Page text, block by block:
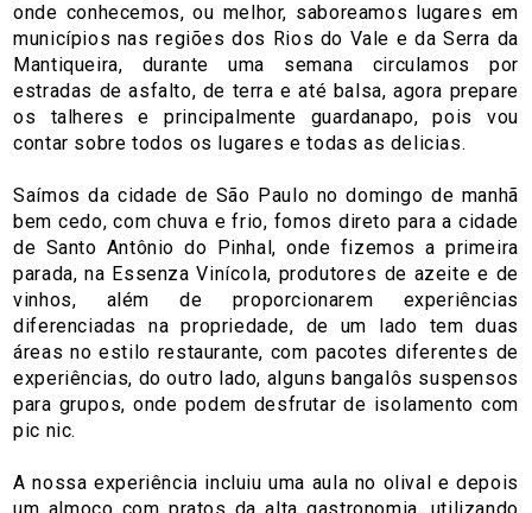
onde conhecemos, ou melhor, saboreamos lugares em
municípios nas regiões dos Rios do Vale e da Serra da
Mantiqueira, durante uma semana circulamos por
estradas de asfalto, de terra e até balsa, agora prepare
os talheres e principalmente guardanapo, pois vou
contar sobre todos os lugares e todas as delicias.
Saímos da cidade de São Paulo no domingo de manhã
bem cedo, com chuva e frio, fomos direto para a cidade
de Santo Antônio do Pinhal, onde fizemos a primeira
parada, na Essenza Vinícola, produtores de azeite e de
vinhos, além de proporcionarem experiências
diferenciadas na propriedade, de um lado tem duas
áreas no estilo restaurante, com pacotes diferentes de
experiências, do outro lado, alguns bangalôs suspensos
para grupos, onde podem desfrutar de isolamento com
pic nic.
A nossa experiência incluiu uma aula no olival e depois